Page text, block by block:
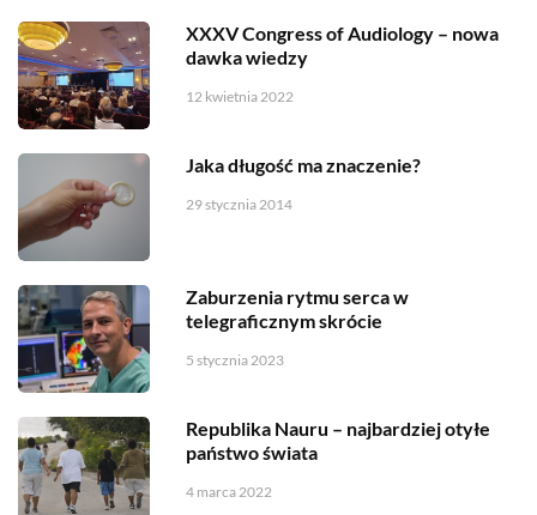
XXXV Congress of Audiology – nowa
dawka wiedzy
12 kwietnia 2022
Jaka długość ma znaczenie?
29 stycznia 2014
Zaburzenia rytmu serca w
telegraficznym skrócie
5 stycznia 2023
Republika Nauru – najbardziej otyłe
państwo świata
4 marca 2022